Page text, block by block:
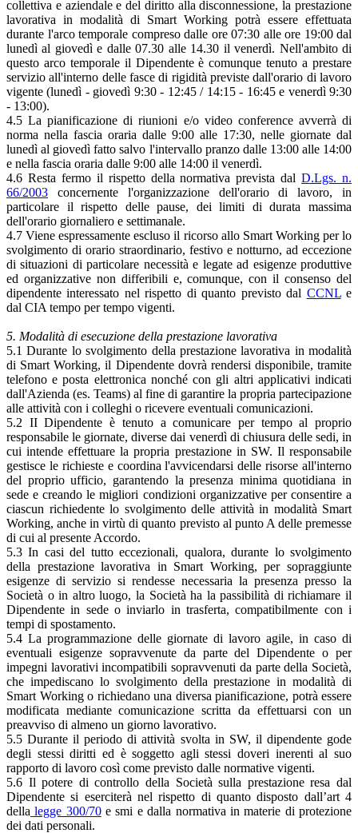
collettiva e aziendale e del diritto alla disconnessione, la prestazione
lavorativa in modalità di Smart Working potrà essere effettuata
durante l'arco temporale compreso dalle ore 07:30 alle ore 19:00 dal
lunedì al giovedì e dalle 07.30 alle 14.30 il venerdì. Nell'ambito di
questo arco temporale il Dipendente è comunque tenuto a prestare
servizio all'interno delle fasce di rigidità previste dall'orario di lavoro
vigente (lunedì - giovedì 9:30 - 12:45 / 14:15 - 16:45 e venerdì 9:30
- 13:00).
4.5 La pianificazione di riunioni e/o video conference avverrà di
norma nella fascia oraria dalle 9:00 alle 17:30, nelle giornate dal
lunedì al giovedì fatto salvo l'intervallo pranzo dalle 13:00 alle 14:00
e nella fascia oraria dalle 9:00 alle 14:00 il venerdì.
4.6 Resta fermo il rispetto della normativa prevista dalD.Lgs. n.
66/2003 concernente l'organizzazione dell'orario di lavoro, in
particolare il rispetto delle pause, dei limiti di durata massima
dell'orario giornaliero e settimanale.
4.7 Viene espressamente escluso il ricorso allo Smart Working per lo
svolgimento di orario straordinario, festivo e notturno, ad eccezione
di situazioni di particolare necessità e legate ad esigenze produttive
ed organizzative non differibili e, comunque, con il consenso del
dipendente interessato nel rispetto di quanto previsto dal CCNLe
dal CIA tempo per tempo vigenti.
5. Modalità di esecuzione della prestazione lavorativa
5.1 Durante lo svolgimento della prestazione lavorativa in modalità
di Smart Working, il Dipendente dovrà rendersi disponibile, tramite
telefono e posta elettronica nonché con gli altri applicativi indicati
dall'Azienda (es. Teams) al fine di garantire la propria partecipazione
alle attività con i colleghi o ricevere eventuali comunicazioni.
5.2 II Dipendente è tenuto a comunicare per tempo al proprio
responsabile le giornate, diverse dai venerdì di chiusura delle sedi, in
cui intende effettuare la propria prestazione in SW. Il responsabile
gestisce le richieste e coordina l'avvicendarsi delle risorse all'interno
del proprio ufficio, garantendo la presenza minima quotidiana in
sede e creando le migliori condizioni organizzative per consentire a
ciascun richiedente lo svolgimento delle attività in modalità Smart
Working, anche in virtù di quanto previsto al punto A delle premesse
di cui al presente Accordo.
5.3 In casi del tutto eccezionali, qualora, durante lo svolgimento
della prestazione lavorativa in Smart Working, per sopraggiunte
esigenze di servizio si rendesse necessaria la presenza presso la
Società o in altro luogo, la Società ha la passibilità di richiamare il
Dipendente in sede o inviarlo in trasferta, compatibilmente con i
tempi di spostamento.
5.4 La programmazione delle giornate di lavoro agile, in caso di
eventuali esigenze sopravvenute da parte del Dipendente o per
impegni lavorativi incompatibili sopravvenuti da parte della Società,
che impediscano lo svolgimento della prestazione in modalità di
Smart Working o richiedano una diversa pianificazione, potrà essere
modificata mediante comunicazione scritta da effettuarsi con un
preavviso di almeno un giorno lavorativo.
5.5 Durante il periodo di attività svolta in SW, il dipendente gode
degli stessi diritti ed è soggetto agli stessi doveri inerenti al suo
rapporto di lavoro così come previsto dalle normative vigenti.
5.6 Il potere di controllo della Società sulla prestazione resa dal
Dipendente si eserciterà nel rispetto di quanto disposto dall’art 4
della legge 300/70e smi e dalla normativa in materie di protezione
dei dati personali.